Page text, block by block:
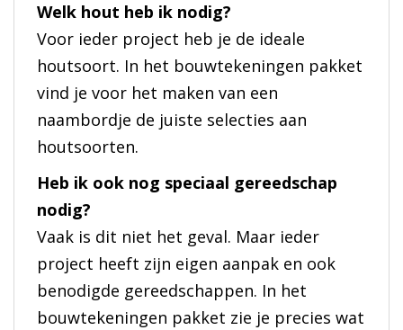
Welk hout heb ik nodig?
Voor ieder project heb je de ideale
houtsoort. In het bouwtekeningen pakket
vind je voor het maken van een
naambordje de juiste selecties aan
houtsoorten.
Heb ik ook nog speciaal gereedschap
nodig?
Vaak is dit niet het geval. Maar ieder
project heeft zijn eigen aanpak en ook
benodigde gereedschappen. In het
bouwtekeningen pakket zie je precies wat